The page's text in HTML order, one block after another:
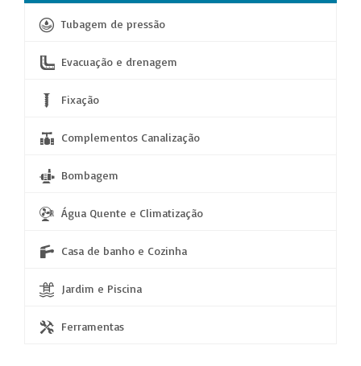
Tubagem de pressão
Evacuação e drenagem
Fixação
Complementos Canalização
Bombagem
Água Quente e Climatização
Casa de banho e Cozinha
Jardim e Piscina
Ferramentas